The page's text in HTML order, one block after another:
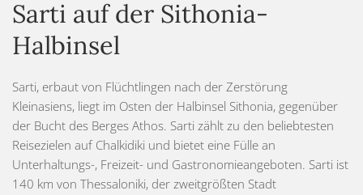
Sarti auf der Sithonia-
Halbinsel
Sarti, erbaut von Flüchtlingen nach der Zerstörung
Kleinasiens, liegt im Osten der Halbinsel Sithonia, gegenüber
der Bucht des Berges Athos. Sarti zählt zu den beliebtesten
Reisezielen auf Chalkidiki und bietet eine Fülle an
Unterhaltungs-, Freizeit- und Gastronomieangeboten. Sarti ist
140 km von Thessaloniki, der zweitgrößten Stadt